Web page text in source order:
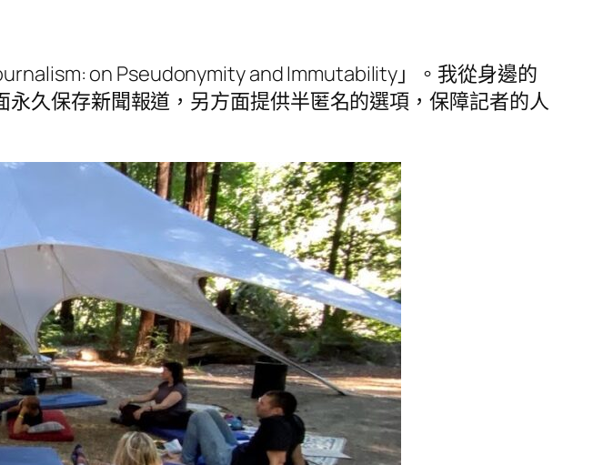
on Pseudonymity and Immutability」。我從身邊的
久保存新聞報道，另方面提供半匿名的選項，保障記者的人